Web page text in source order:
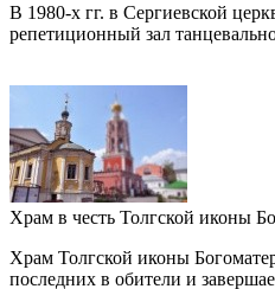
В 1980-х гг. в Сергиевской
репетиционный зал
Храм в честь Толгской иконы
Храм Толгской иконы
последних в обители и